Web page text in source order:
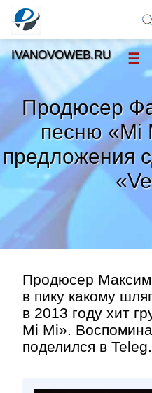
Продюсер
песню «Mi
предложения
Продюсер Максим
в пику какому
в 2013 году хит
Mi Mi».
поделился в
IVANOVOWEB.RU ☰
Тренды новостей»
Рубрики»
Правила »